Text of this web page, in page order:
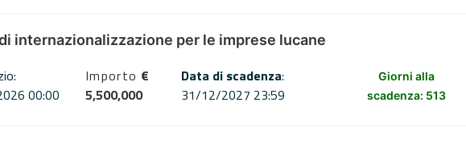
internazionalizzazione per le imprese lucane
00:00
Importo €
5,500,000
Data di scadenza:
31/12/2027 23:59
Giorni alla
scadenza: 513